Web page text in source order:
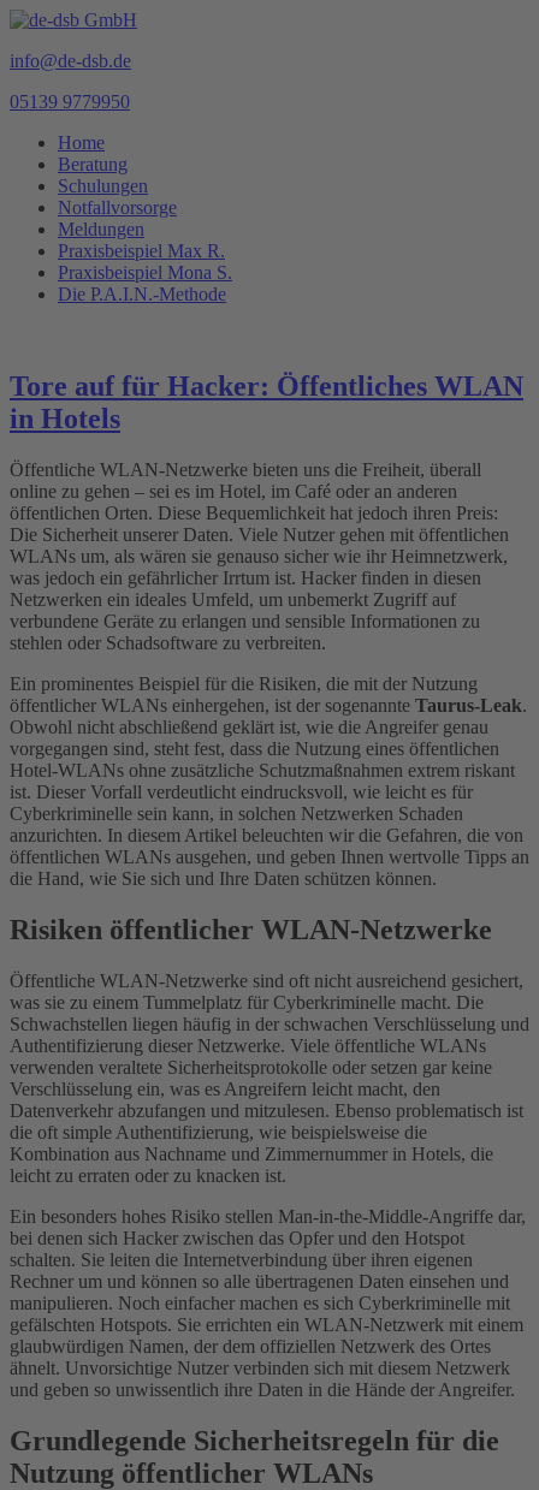
info@de-dsb.de
05139 9779950
Home
Beratung
Schulungen
Notfallvorsorge
Meldungen
Praxisbeispiel Max R.
Praxisbeispiel Mona S.
Die P.A.I.N.-Methode
Tore auf für Hacker: Öffentliches WLAN
in Hotels
Öffentliche WLAN-Netzwerke bieten uns die Freiheit, überall
online zu gehen – sei es im Hotel, im Café oder an anderen
öffentlichen Orten. Diese Bequemlichkeit hat jedoch ihren Preis:
Die Sicherheit unserer Daten. Viele Nutzer gehen mit öffentlichen
WLANs um, als wären sie genauso sicher wie ihr Heimnetzwerk,
was jedoch ein gefährlicher Irrtum ist. Hacker finden in diesen
Netzwerken ein ideales Umfeld, um unbemerkt Zugriff auf
verbundene Geräte zu erlangen und sensible Informationen zu
stehlen oder Schadsoftware zu verbreiten.
Ein prominentes Beispiel für die Risiken, die mit der Nutzung
öffentlicher WLANs einhergehen, ist der sogenannte Taurus-Leak.
Obwohl nicht abschließend geklärt ist, wie die Angreifer genau
vorgegangen sind, steht fest, dass die Nutzung eines öffentlichen
Hotel-WLANs ohne zusätzliche Schutzmaßnahmen extrem riskant
ist. Dieser Vorfall verdeutlicht eindrucksvoll, wie leicht es für
Cyberkriminelle sein kann, in solchen Netzwerken Schaden
anzurichten. In diesem Artikel beleuchten wir die Gefahren, die von
öffentlichen WLANs ausgehen, und geben Ihnen wertvolle Tipps an
die Hand, wie Sie sich und Ihre Daten schützen können.
Risiken öffentlicher WLAN-Netzwerke
Öffentliche WLAN-Netzwerke sind oft nicht ausreichend gesichert,
was sie zu einem Tummelplatz für Cyberkriminelle macht. Die
Schwachstellen liegen häufig in der schwachen Verschlüsselung und
Authentifizierung dieser Netzwerke. Viele öffentliche WLANs
verwenden veraltete Sicherheitsprotokolle oder setzen gar keine
Verschlüsselung ein, was es Angreifern leicht macht, den
Datenverkehr abzufangen und mitzulesen. Ebenso problematisch ist
die oft simple Authentifizierung, wie beispielsweise die
Kombination aus Nachname und Zimmernummer in Hotels, die
leicht zu erraten oder zu knacken ist.
Ein besonders hohes Risiko stellen Man-in-the-Middle-Angriffe dar,
bei denen sich Hacker zwischen das Opfer und den Hotspot
schalten. Sie leiten die Internetverbindung über ihren eigenen
Rechner um und können so alle übertragenen Daten einsehen und
manipulieren. Noch einfacher machen es sich Cyberkriminelle mit
gefälschten Hotspots. Sie errichten ein WLAN-Netzwerk mit einem
glaubwürdigen Namen, der dem offiziellen Netzwerk des Ortes
ähnelt. Unvorsichtige Nutzer verbinden sich mit diesem Netzwerk
und geben so unwissentlich ihre Daten in die Hände der Angreifer.
Grundlegende Sicherheitsregeln für die
Nutzung öffentlicher WLANs